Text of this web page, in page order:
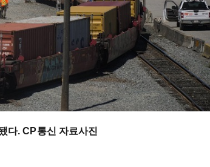
다. CP통신 자료사진